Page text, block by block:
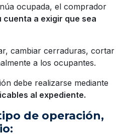
ocupada, el comprador
a exigir que sea
cambiar cerraduras, cortar
a los ocupantes.
debe realizarse mediante
al expediente.
de operación,